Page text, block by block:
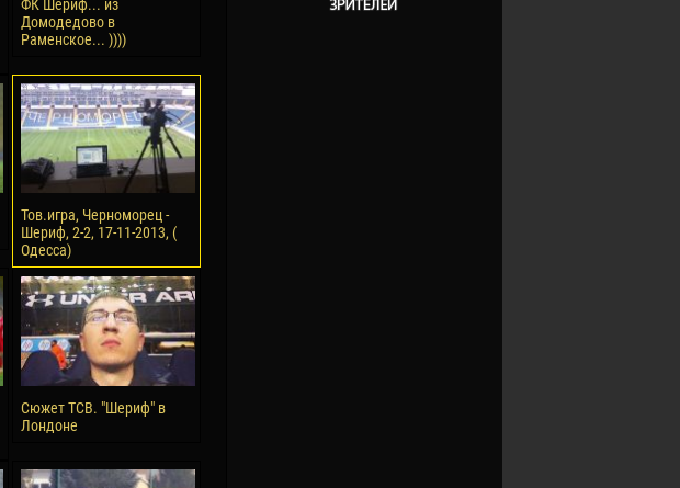
ФК Шериф... из
Домодедово в
Раменское... ))))
Тов.игра, Черноморец -
Шериф, 2-2, 17-11-2013, (
Одесса)
Сюжет ТСВ. "Шериф" в
Лондоне